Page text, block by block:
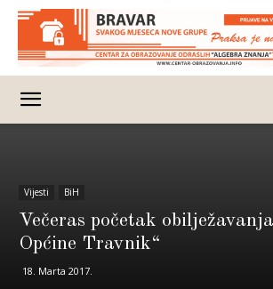
Vijesti BiH
Večeras početak
Općine Travnik“
18. Marta 2017.